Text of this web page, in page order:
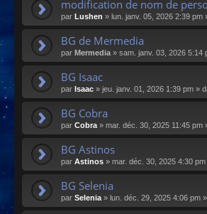
modification de nom de
par Lushen » lun. janv. 05, 2026 2:39 pm
BG de Mermedia
par Mermedia » sam. janv. 03, 2026 5:14
BG Isaac
par Isaac » jeu. janv. 01, 2026 1:39 pm »
BG Cobra
par Cobra» mar. déc. 30, 2025 11:45 pm
BG Astinos
par Astinos » mar. déc. 30, 2025 4:30 pm
BG Selenia
par Selenia» lun. déc. 29, 2025 4:06 pm